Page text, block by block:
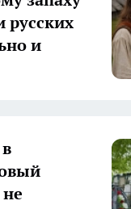
русских
и